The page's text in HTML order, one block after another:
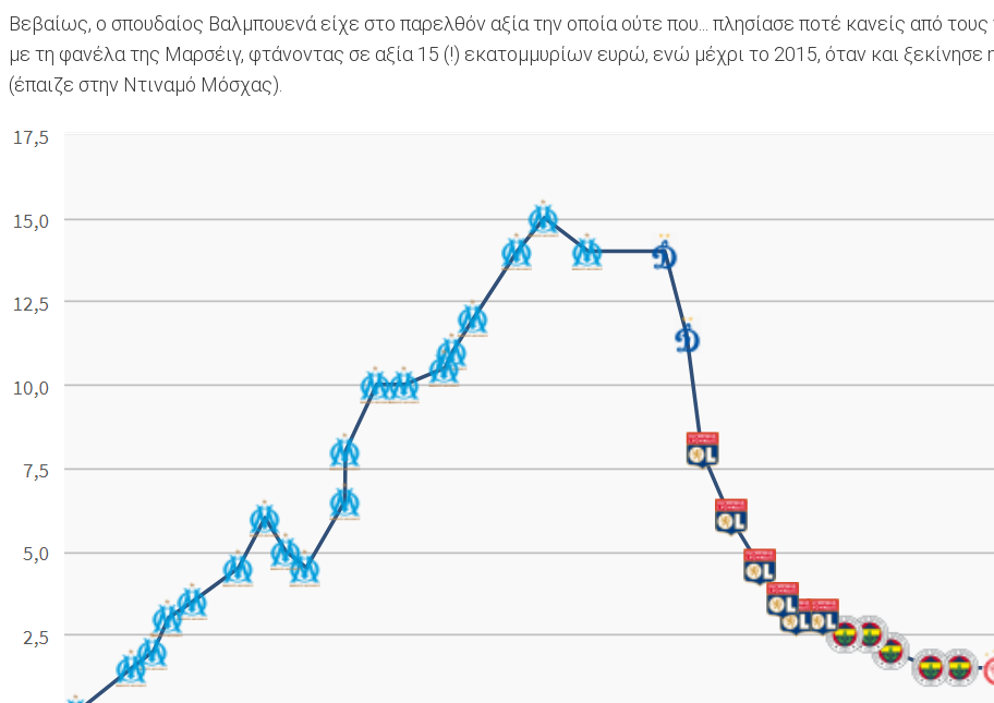
Βεβαίως, ο σπουδαίος Βαλμπουενά είχε στο παρελθόν αξία την οποία ούτε που... πλησίασε ποτέ κανείς από
με τη φανέλα της Μαρσέιγ, φτάνοντας σε αξία 15 (!) εκατομμυρίων ευρώ, ενώ μέχρι το 2015, όταν και
(έπαιζε στην Ντιναμό Μόσχας).